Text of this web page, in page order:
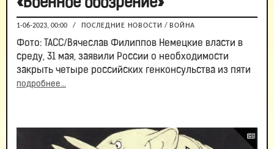
«Военное обозрение»
1-06-2023, 00:00 / ПОСЛЕДНИЕ НОВОСТИ / ВОЙНА
Фото: ТАСС/Вячеслав Филиппов Немецкие власти в
среду, 31 мая, заявили России о необходимости
закрыть четыре российских генконсульства из пяти
подробнее...